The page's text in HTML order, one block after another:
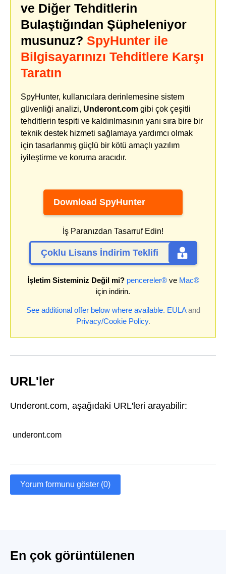
ve Diğer Tehditlerin
Bulaştığından Şüpheleniyor
musunuz? SpyHunter ile
Bilgisayarınızı Tehditlere Karşı
Taratın
SpyHunter, kullanıcılara derinlemesine sistem
güvenliği analizi, Underont.com gibi çok çeşitli
tehditlerin tespiti ve kaldırılmasının yanı sıra bire bir
teknik destek hizmeti sağlamaya yardımcı olmak
için tasarlanmış güçlü bir kötü amaçlı yazılım
iyileştirme ve koruma aracıdır.
Download SpyHunter
İş Paranızdan Tasarruf Edin!
Çoklu Lisans İndirim Teklifi
İşletim Sisteminiz Değil mi? pencereler®ve Mac®
için indirin.
See additional offer below where available. EULAand
Privacy/Cookie Policy.
URL'ler
Underont.com, aşağıdaki URL'leri arayabilir:
underont.com
Yorum formunu göster (0)
En çok görüntülenen